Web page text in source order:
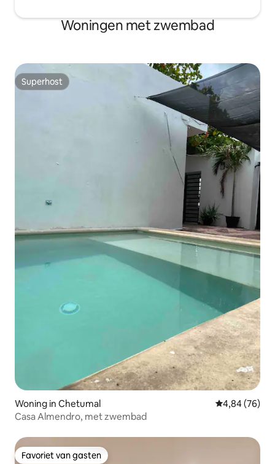
Woningen met zwembad
Superhost
Superhost
Woning in Chetumal Gemiddelde
4,84 (76)
Casa Almendro, met zwembad
Favoriet van gasten
Favoriet van gasten